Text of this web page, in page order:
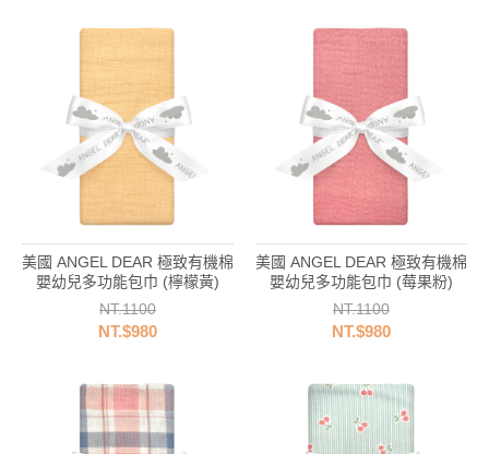
美國 ANGEL DEAR 極致有機棉
嬰幼兒多功能包巾 (檸檬黃)
NT.1100
NT.$980
美國 ANGEL DEAR 極致有機棉
嬰幼兒多功能包巾 (莓果粉)
NT.1100
NT.$980